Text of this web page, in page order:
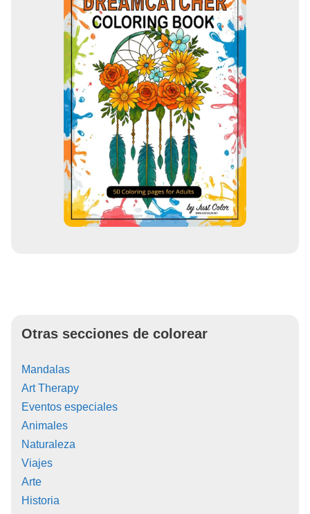
Otras secciones de colorear
Mandalas
Art Therapy
Eventos especiales
Animales
Naturaleza
Viajes
Arte
Historia